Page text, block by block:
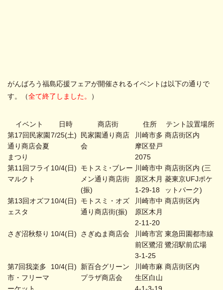
がんばろう福島応援フェアが開催されるイベントは以下の通りで
す。（全て終了しました。 ）
イベント 日時 商店街 住所
テント設置場所
第17回民家園
通り商店会夏
まつり
7/25(土)
民家園通り商店
会
川崎市多
摩区登戸
2075
商店街区内
第11回フライ
マルクト
10/4(日)
モトスミ･ブレー
メン通り商店街
(振)
川崎市中
原区木月
1-29-18
商店街区内 (三
菱東京UFJポケ
ットパーク)
第13回オズフ
ェスタ
10/4(日)
モトスミ・オズ
通り商店街(振)
川崎市中
原区木月
2-11-20
商店街区内
さぎ沼秋祭り 10/4(日) さぎぬま商店会
川崎市宮
前区鷺沼
3-1-25
東急田園都市線
鷺沼駅前広場
第7回我楽多
市・フリーマ
10/4(日)
新百合グリーン
プラザ商店会
川崎市麻
生区白山
商店街区内